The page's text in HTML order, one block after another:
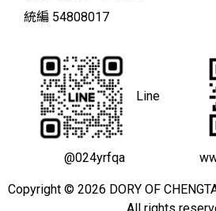
統編 54808017
Line
@024yrfqa
Copyright © 2026 DORY OF